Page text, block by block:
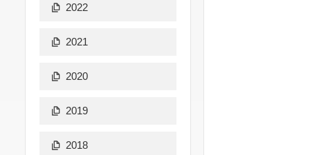
2022
2021
2020
2019
2018